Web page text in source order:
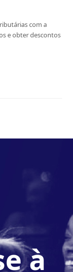
com a
e obter descontos
à